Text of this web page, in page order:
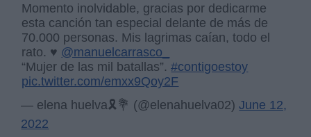
Momento inolvidable, gracias por dedicarme
esta canción tan especial delante de más de
70.000 personas. Mis lagrimas caían, todo el
rato. ♥️ @manuelcarrasco_
“Mujer de las mil batallas”.#contigoestoy
pic.twitter.com/emxx9Qoy2F
— elena huelva🎗💐 (@elenahuelva02)June 12,
2022